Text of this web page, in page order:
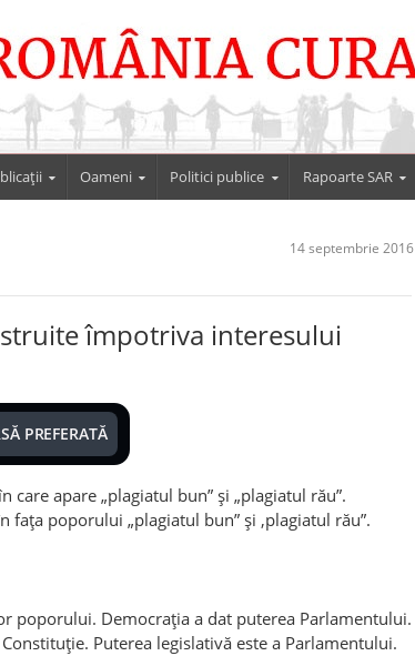
Oameni Politici publice Rapoarte SAR
14 septembrie 2016
împotriva interesului
PREFERATĂ
care apare „plagiatul bun” şi „plagiatul rău”.
poporului „plagiatul bun” şi ‚plagiatul rău”.
poporului. Democraţia a dat puterea Parlamentului.
Puterea legislativă este a Parlamentului.